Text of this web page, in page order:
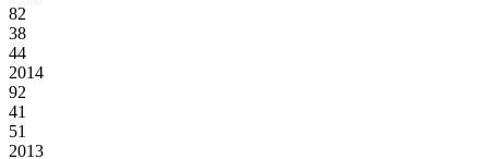
82
38
44
2014
92
41
51
2013